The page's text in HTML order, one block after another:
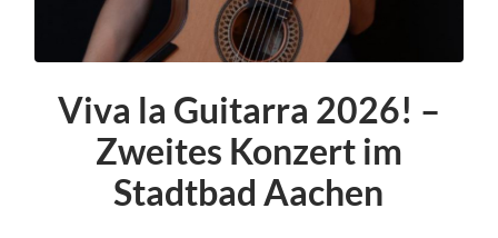
Viva la Guitarra 2026! –
Zweites Konzert im
Stadtbad Aachen